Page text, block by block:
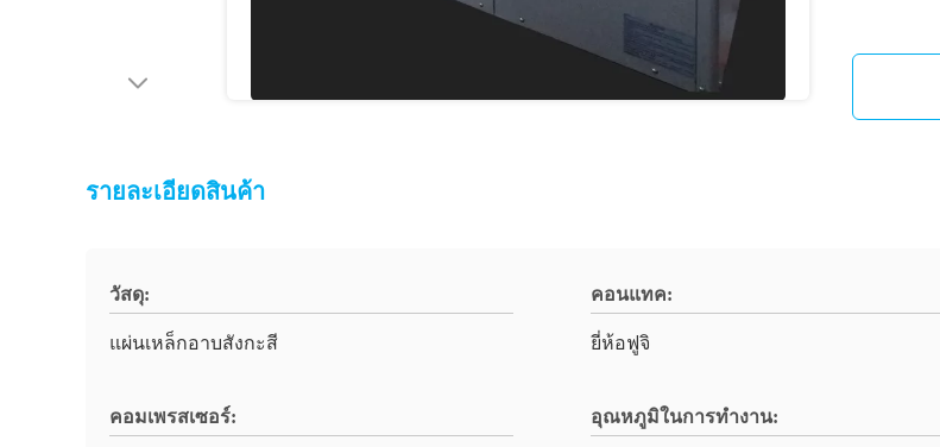
รายละเอียดสินค้า
วัสดุ:
แผ่นเหล็กอาบสังกะสี
คอนแทค:
ยี่ห้อฟูจิ
คอมเพรสเซอร์: อุณหภูมิในการทำงาน: